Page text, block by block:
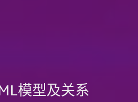
模型及关系